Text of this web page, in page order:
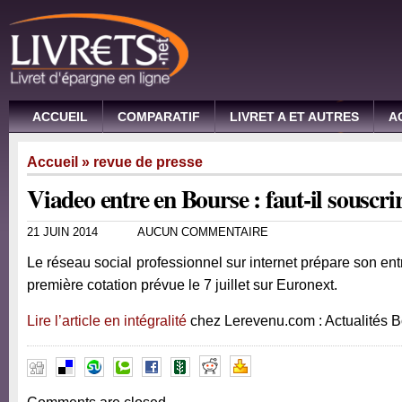
ACCUEIL COMPARATIF LIVRET A ET AUTRES
Accueil » revue de presse
Viadeo entre en Bourse : faut-il
21 JUIN 2014 AUCUN COMMENTAIRE
Le réseau social professionnel sur internet prépare son
première cotation prévue le 7 juillet sur Euronext.
Lire l’article en intégralité chez Lerevenu.com : Actualités